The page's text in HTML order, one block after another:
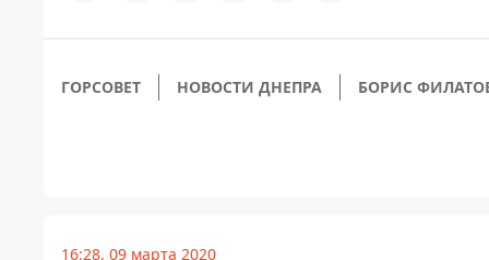
ГОРСОВЕТ НОВОСТИ ДНЕПРА БОРИС
16:28, 09 марта 2020